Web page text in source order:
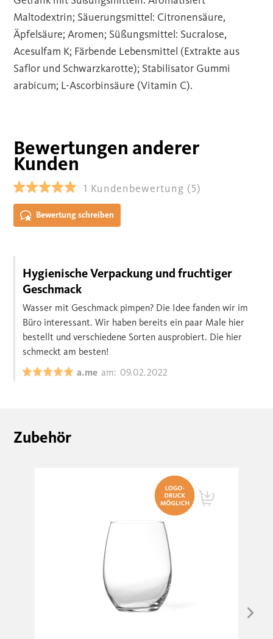
Maltodextrin; Säuerungsmittel: Citronensäure,
Äpfelsäure; Aromen; Süßungsmittel: Sucralose,
Acesulfam K; Färbende Lebensmittel (Extrakte aus
Saflor und Schwarzkarotte); Stabilisator Gummi
arabicum; L-Ascorbinsäure (Vitamin C).
Bewertungen anderer
Kunden
1 Kundenbewertung (5)
Bewertung schreiben
a.me am: 09.02.2022
Hygienische Verpackung und fruchtiger
Geschmack
Wasser mit Geschmack pimpen? Die Idee fanden wir im
Büro interessant. Wir haben bereits ein paar Male hier
bestellt und verschiedene Sorten ausprobiert. Die hier
schmeckt am besten!
Zubehör